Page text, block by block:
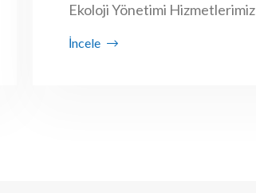
Ekoloji Yönetimi Hizmetlerimiz
İncele